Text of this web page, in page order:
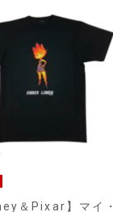
＆Pixar】マイ・